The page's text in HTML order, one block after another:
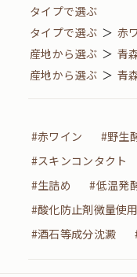
タイプで選ぶ
タイプで選ぶ ＞ 赤
産地から選ぶ ＞ 青
産地から選ぶ ＞ 青
#赤ワイン #野生
#スキンコンタクト
#生詰め
#低温発
#酸化防止剤微量使用
#酒石等成分沈澱